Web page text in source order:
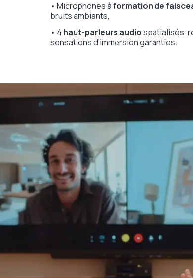
• Microphones àformation de
bruits ambiants,
• 4 haut-parleurs audiospatialisés,
sensations d’immersion garanties.